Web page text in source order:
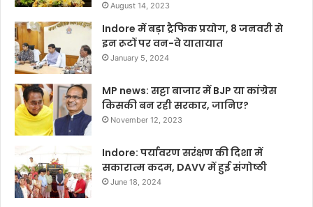
August 14, 2023
Indore में बड़ा ट्रैफिक प्रयोग, 8 जनवरी से
इन रूटों पर वन-वे यातायात
January 5, 2024
MP news: सट्टा बाजार में BJP या कांग्रेस
किसकी बन रही सरकार, जानिए?
November 12, 2023
Indore: पर्यावरण सरंक्षण की दिशा में
सकारात्म कदम, DAVV में हुई संगोष्ठी
June 18, 2024